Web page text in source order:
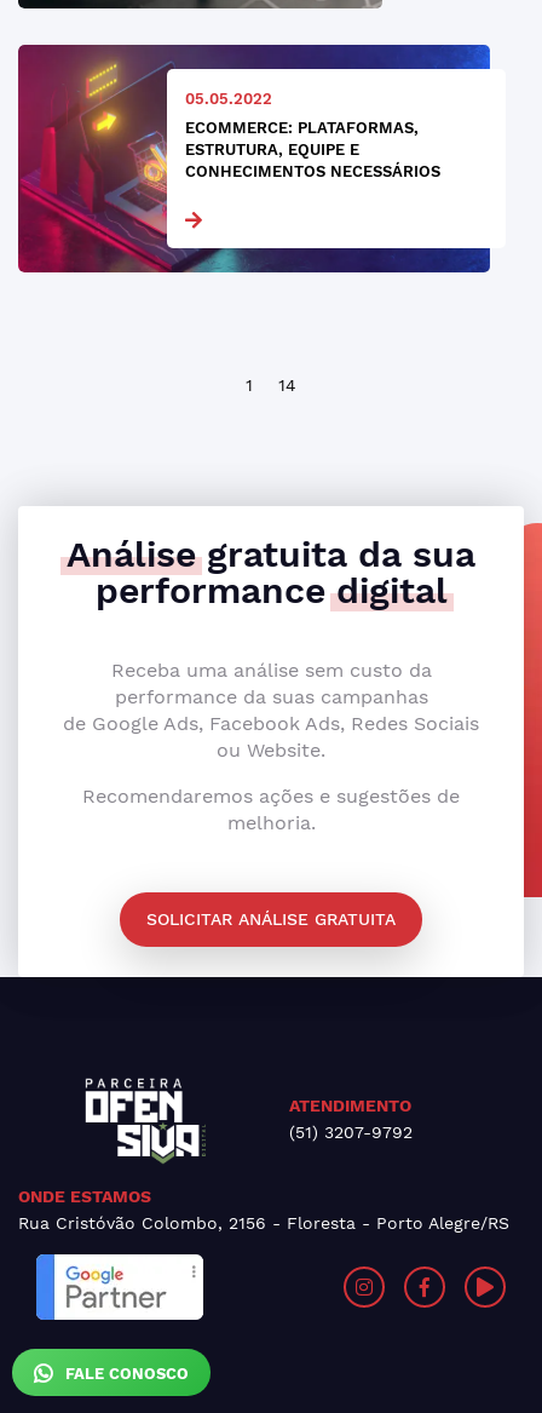
FALE CONOSCO
05.05.2022
ECOMMERCE: PLATAFORMAS,
ESTRUTURA, EQUIPE E
CONHECIMENTOS NECESSÁRIOS
1 14
Análisegratuita da sua
performancedigital
Receba uma análise sem custo da
performance da suas campanhas
de Google Ads, Facebook Ads, Redes Sociais
ou Website.
Recomendaremos ações e sugestões de
melhoria.
SOLICITAR ANÁLISE GRATUITA
ATENDIMENTO
(51) 3207-9792
ONDE ESTAMOS
Rua Cristóvão Colombo, 2156 - Floresta - Porto Alegre/RS